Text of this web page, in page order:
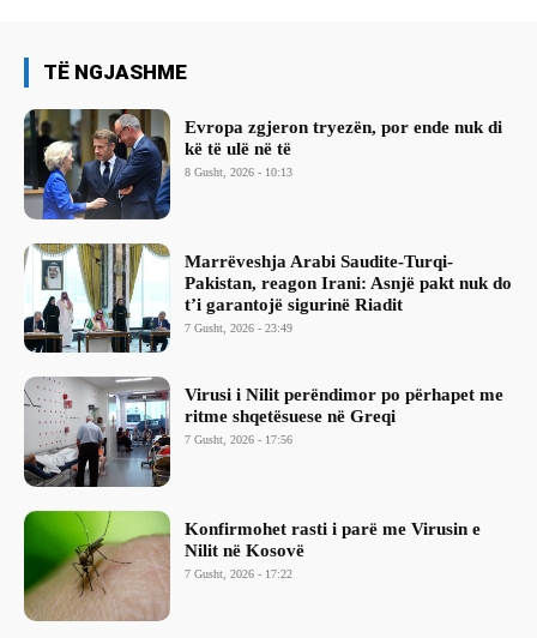
TË NGJASHME
Evropa zgjeron tryezën, por ende nuk di
kë të ulë në të
8 Gusht, 2026 - 10:13
Marrëveshja Arabi Saudite-Turqi-
Pakistan, reagon Irani: Asnjë pakt nuk do
t’i garantojë sigurinë Riadit
7 Gusht, 2026 - 23:49
Virusi i Nilit perëndimor po përhapet me
ritme shqetësuese në Greqi
7 Gusht, 2026 - 17:56
Konfirmohet rasti i parë me Virusin e
Nilit në Kosovë
7 Gusht, 2026 - 17:22